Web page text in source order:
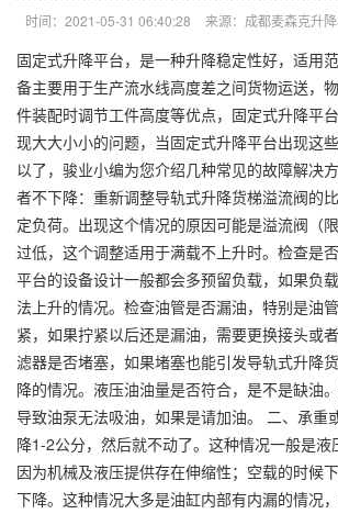
时间：2021-05-31 06:40:28 来源：成都麦森克升
固定式升降平台，是一种升降稳定性好，适用
备主要用于生产流水线高度差之间货物运送，
件装配时调节工件高度等优点，固定式升降平
现大大小小的问题，当固定式升降平台出现这
以了，骏业小编为您介绍几种常见的故障解决
者不下降：重新调整导轨式升降货梯溢流阀的
定负荷。出现这个情况的原因可能是溢流阀（
过低，这个调整适用于满载不上升时。检查是
平台的设备设计一般都会多预留负载，如果负
法上升的情况。检查油管是否漏油，特别是油
紧，如果拧紧以后还是漏油，需要更换接头或
滤器是否堵塞，如果堵塞也能引发导轨式升降
降的情况。液压油油量是否符合，是不是缺油
导致油泵无法吸油，如果是请加油。 二、承重
降1-2公分，然后就不动了。这种情况一般是液
因为机械及液压提供存在伸缩性；空载的时候
下降。这种情况大多是油缸内部有内漏的情况